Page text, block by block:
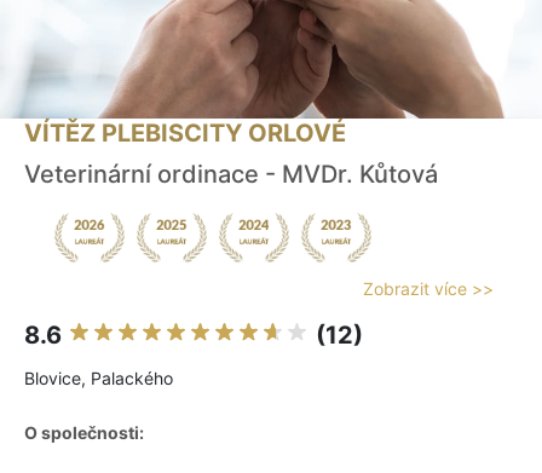
VÍTĚZ PLEBISCITY ORLOVÉ
Veterinární ordinace - MVDr. Kůtová
Zobrazit více >>
8.6 (12)
Blovice, Palackého
O společnosti: